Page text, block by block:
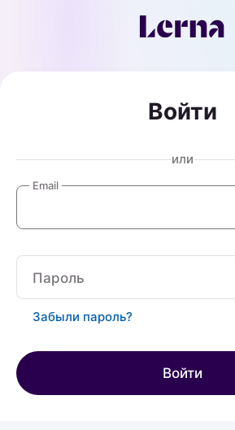
Войти
или
Email
Пароль
Забыли пароль?
Войти